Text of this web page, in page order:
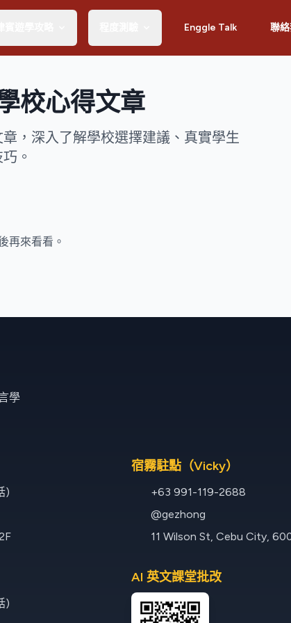
Enggle Talk 聯
校心得文章
，深入了解學校選擇建議、真實學生
。
再來看看。
學
)
)
宿霧駐點（Vicky）
+63 991-119-2688
@gezhong
11 Wilson St, Cebu City,
AI 英文課堂批改